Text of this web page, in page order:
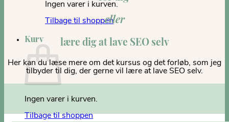
Ingen varer i kurven.
Tilbage til shoppen
Kurv
Ingen varer i kurven.
Tilbage til shoppen
eller
lære dig at lave SEO selv
Her kan du læse mere om det kursus og det forløb, som jeg
tilbyder til dig, der gerne vil lære at lave SEO selv.